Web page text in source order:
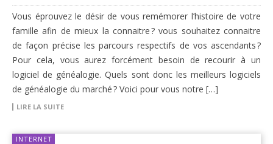
Vous éprouvez le désir de vous remémorer l’histoire de votre
famille afin de mieux la connaitre ? vous souhaitez connaitre
de façon précise les parcours respectifs de vos ascendants ?
Pour cela, vous aurez forcément besoin de recourir à un
logiciel de généalogie. Quels sont donc les meilleurs logiciels
de généalogie du marché ? Voici pour vous notre […]
LIRE LA SUITE
INTERNET